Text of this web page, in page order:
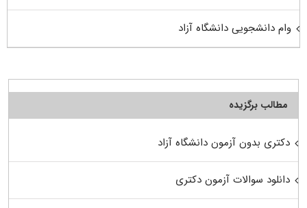
وام دانشجویی دانشگاه آزاد
مطالب برگزیده
دکتری بدون آزمون دانشگاه آزاد
دانلود سوالات آزمون دکتری